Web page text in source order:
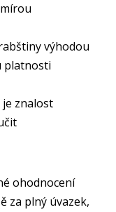
výhodou
platnosti
znalost
ohodnocení
za plný úvazek,